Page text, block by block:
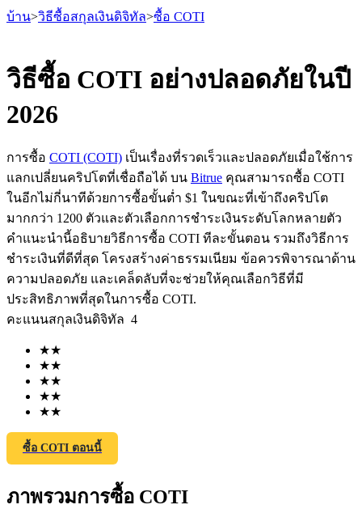
ฟิวเจอร์ส
ฟิวเจอร์ส USDT
ฟิวเจอร์สที่ใช้ USDT เป็นหลักประกัน
ฟิวเจอร์ส COIN-M
บ้าน>วิธีซื้อสกุลเงินดิจิทัล>ซื้อ COTI
วิธีซื้อ COTI อย่างปลอดภัยในปี
2026
การซื้อ COTI (COTI) เป็นเรื่องที่รวดเร็วและปลอดภัยเมื่อใช้การ
แลกเปลี่ยนคริปโตที่เชื่อถือได้ บน Bitrue คุณสามารถซื้อ COTI
ในอีกไม่กี่นาทีด้วยการซื้อขั้นต่ำ $1 ในขณะที่เข้าถึงคริปโต
มากกว่า 1200 ตัวและตัวเลือกการชำระเงินระดับโลกหลายตัว
คำแนะนำนี้อธิบายวิธีการซื้อ COTI ทีละขั้นตอน รวมถึงวิธีการ
ชำระเงินที่ดีที่สุด โครงสร้างค่าธรรมเนียม ข้อควรพิจารณาด้าน
ความปลอดภัย และเคล็ดลับที่จะช่วยให้คุณเลือกวิธีที่มี
ประสิทธิภาพที่สุดในการซื้อ COTI.
คะแนนสกุลเงินดิจิทัล 4
★★
★★
★★
★★
★★
ซื้อ COTI ตอนนี้
ภาพรวมการซื้อ COTI